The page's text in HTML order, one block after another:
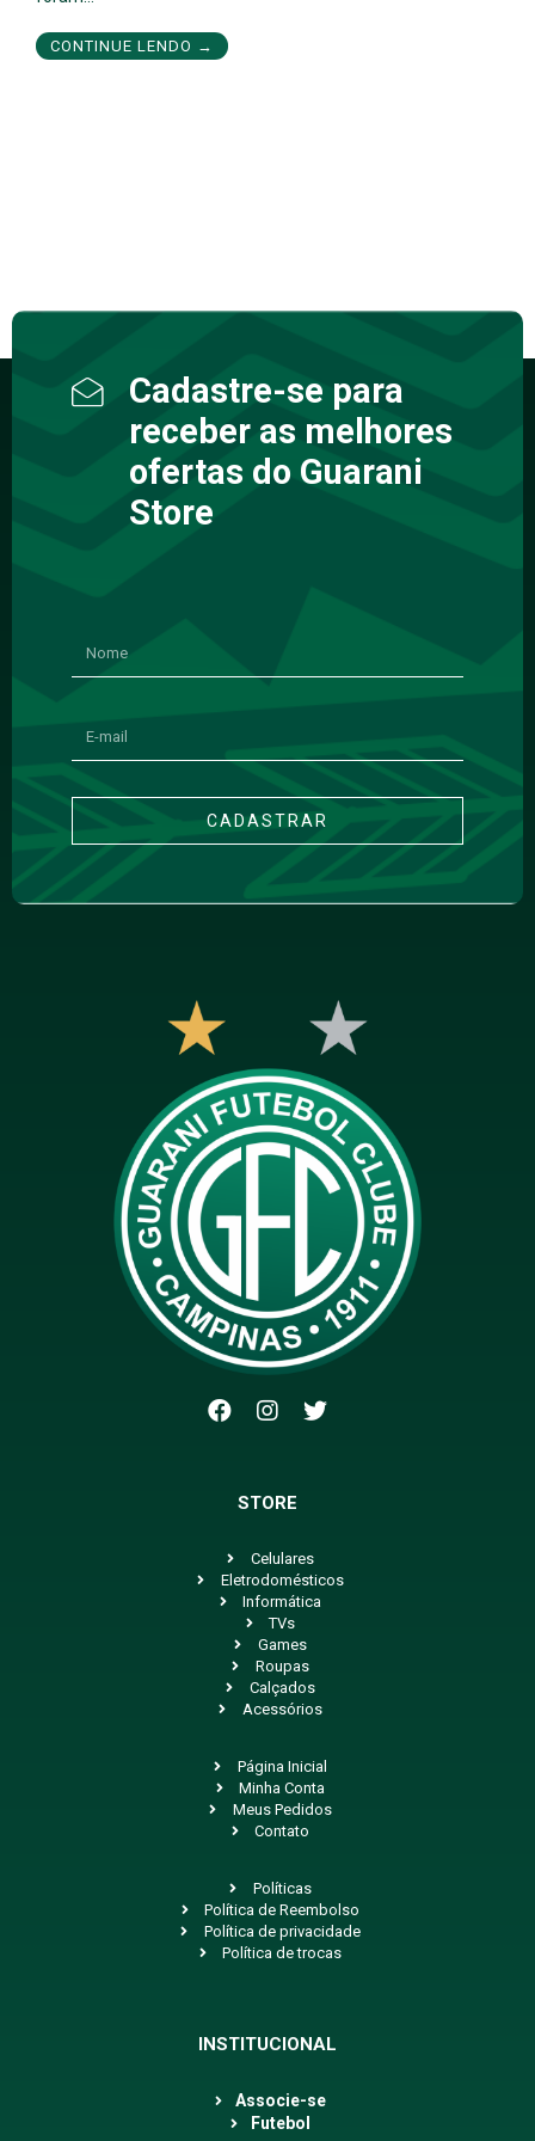
CONTINUE LENDO →
Cadastre-se para
receber as melhores
ofertas do Guarani
Store
CADASTRAR
STORE
Celulares
Eletrodomésticos
Informática
TVs
Games
Roupas
Calçados
Acessórios
Página Inicial
Minha Conta
Meus Pedidos
Contato
Políticas
Política de Reembolso
Política de privacidade
Política de trocas
INSTITUCIONAL
Associe-se
Futebol